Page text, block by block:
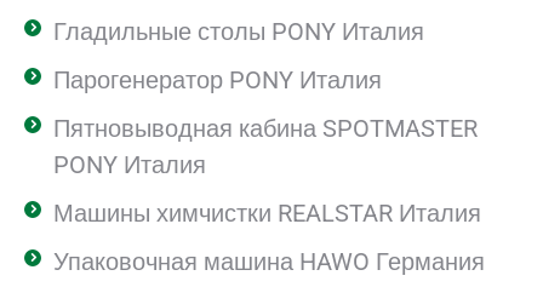
Гладильные столы PONY Италия
Парогенератор PONY Италия
Пятновыводная кабина SPOTMASTER
PONY Италия
Машины химчистки REALSTAR Италия
Упаковочная машина HAWO Германия